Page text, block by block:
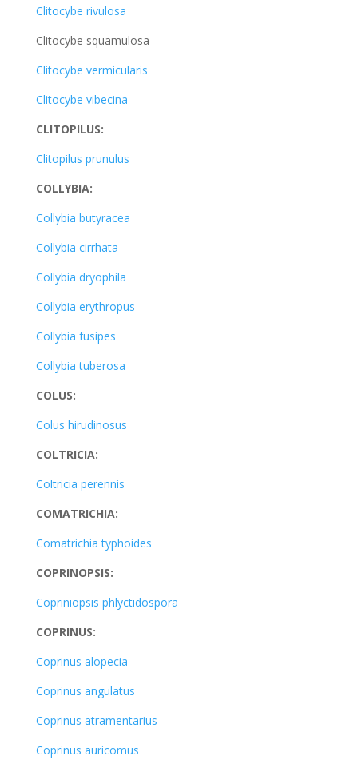
Clitocybe rivulosa
Clitocybe squamulosa
Clitocybe vermicularis
Clitocybe vibecina
CLITOPILUS:
Clitopilus prunulus
COLLYBIA:
Collybia butyracea
Collybia cirrhata
Collybia dryophila
Collybia erythropus
Collybia fusipes
Collybia tuberosa
COLUS:
Colus hirudinosus
COLTRICIA:
Coltricia perennis
COMATRICHIA:
Comatrichia typhoides
COPRINOPSIS:
Copriniopsis phlyctidospora
COPRINUS:
Coprinus alopecia
Coprinus angulatus
Coprinus atramentarius
Coprinus auricomus